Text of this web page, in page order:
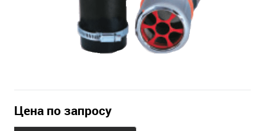
Цена по запросу